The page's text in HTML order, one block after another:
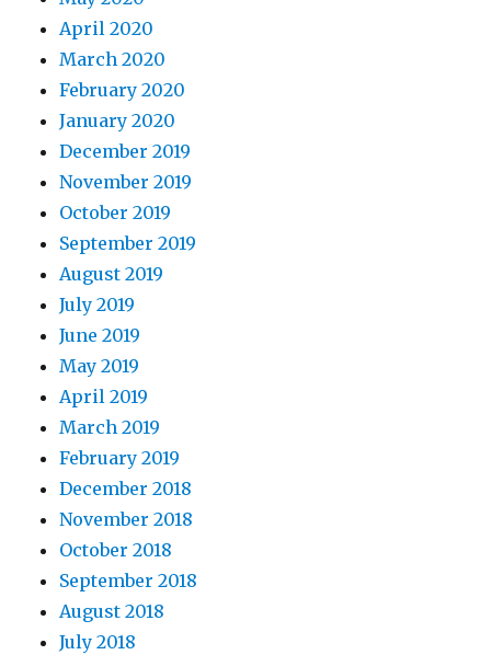
April 2020
March 2020
February 2020
January 2020
December 2019
November 2019
October 2019
September 2019
August 2019
July 2019
June 2019
May 2019
April 2019
March 2019
February 2019
December 2018
November 2018
October 2018
September 2018
August 2018
July 2018